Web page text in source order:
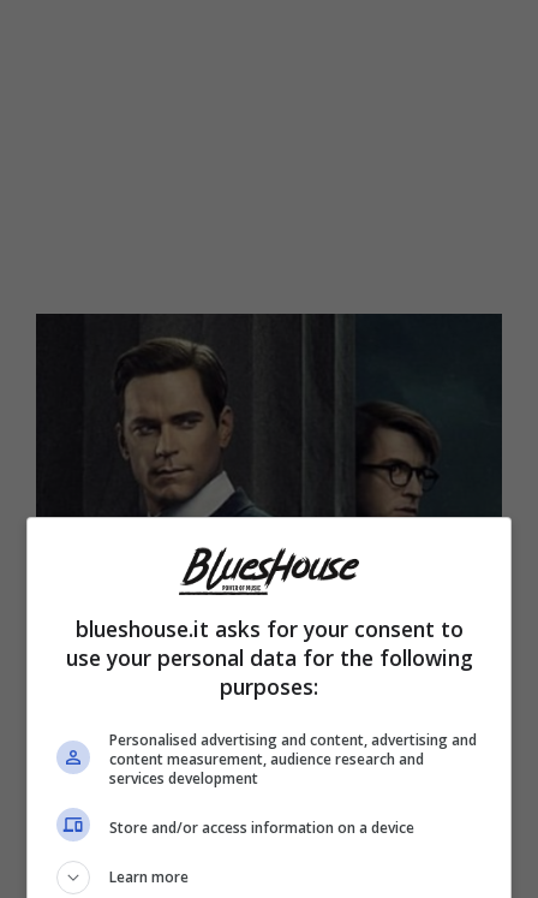
Matt Bomer e Jonathan Bailey (blueshouse.it)
all’epoca delMaccartismo.Il movimento
caratterizzato da un’estrema repressione nei
confronti di comportamenti ritenuti
blueshouse.it asks for your consent to
use your personal data for the following
purposes:
Personalised advertising and content, advertising and
content measurement, audience research and
services development
Store and/or access information on a device
Learn more